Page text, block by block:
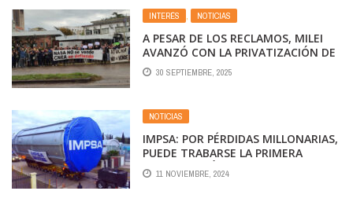
INTERÉS NOTICIAS
A PESAR DE LOS RECLAMOS, MILEI
AVANZÓ CON LA PRIVATIZACIÓN DE
NUCLEOELÉCTRICA ARGENTINA
30 SEPTIEMBRE, 2025
NOTICIAS
IMPSA: POR PÉRDIDAS MILLONARIAS,
PUEDE TRABARSE LA PRIMERA
PRIVATIZACIÓN DE LA ERA MILEI
11 NOVIEMBRE, 2024